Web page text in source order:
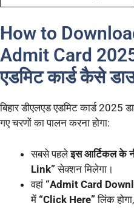
How to
Admit Card
एडमिट कार्ड कैसे
बिहार डीएलएड एडमिट कार्ड
गए चरणों का पालन करना होगा:
सबसे पहलेइस आर्टिकल के
Link” सेक्शन मिलेगा।
वहां “Admit Card
में “Click Here” लिंक